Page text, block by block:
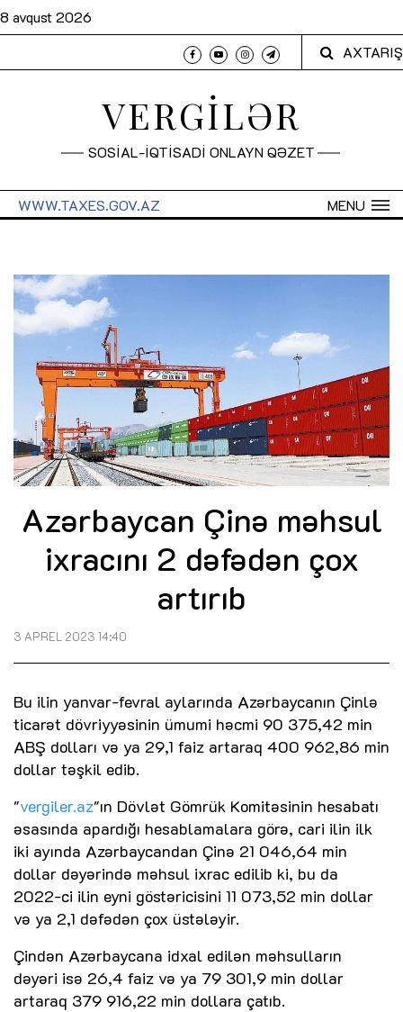
8 avqust 2026
AXTARIŞ
VERGİLƏR
SOSİAL-İQTİSADİ ONLAYN QƏZET
MENU
WWW.TAXES.GOV.AZ
Azərbaycan Çinə məhsul
ixracını 2 dəfədən çox
artırıb
3 APREL 2023 14:40
Bu ilin yanvar-fevral aylarında Azərbaycanın Çinlə
ticarət dövriyyəsinin ümumi həcmi 90 375,42 min
ABŞ dolları və ya 29,1 faiz artaraq 400 962,86 min
dollar təşkil edib.
"vergiler.az"ın Dövlət Gömrük Komitəsinin hesabatı
əsasında apardığı hesablamalara görə, cari ilin ilk
iki ayında Azərbaycandan Çinə 21 046,64 min
dollar dəyərində məhsul ixrac edilib ki, bu da
2022-ci ilin eyni göstəricisini 11 073,52 min dollar
və ya 2,1 dəfədən çox üstələyir.
Çindən Azərbaycana idxal edilən məhsulların
dəyəri isə 26,4 faiz və ya 79 301,9 min dollar
artaraq 379 916,22 min dollara çatıb.